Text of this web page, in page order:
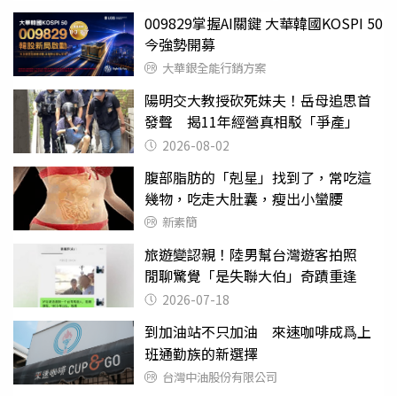
009829掌握AI關鍵 大華韓國KOSPI 50
今強勢開募
大華銀全能行銷方案
陽明交大教授砍死妹夫！岳母追思首
發聲 揭11年經營真相駁「爭產」
2026-08-02
腹部脂肪的「剋星」找到了，常吃這
幾物，吃走大肚囊，瘦出小蠻腰
新素簡
旅遊變認親！陸男幫台灣遊客拍照
閒聊驚覺「是失聯大伯」奇蹟重逢
2026-07-18
到加油站不只加油 來速咖啡成爲上
班通勤族的新選擇
台灣中油股份有限公司